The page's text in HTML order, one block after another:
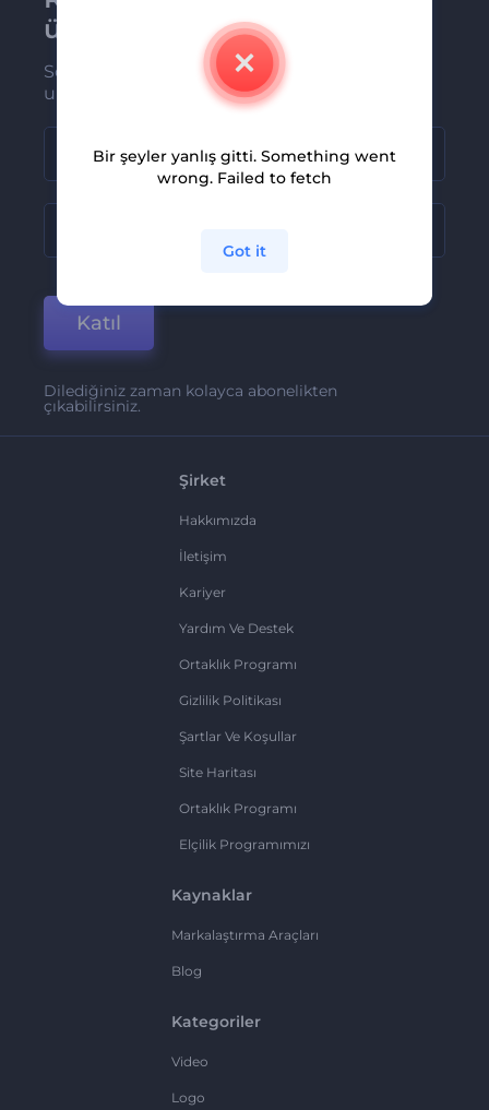
üye olun
Son haber ve tekliflerimiz ilk olarak size
ulaşsın
Katıl
Dilediğiniz zaman kolayca abonelikten
çıkabilirsiniz.
Şirket
Hakkımızda
İletişim
Kariyer
Yardım Ve Destek
Ortaklık Programı
Gizlilik Politikası
Şartlar Ve Koşullar
Site Haritası
Ortaklık Programı
Elçilik Programımızı
Kaynaklar
Markalaştırma Araçları
Blog
Kategoriler
Video
Logo
Bir şeyler yanlış gitti. Something went
wrong. Failed to fetch
Got it